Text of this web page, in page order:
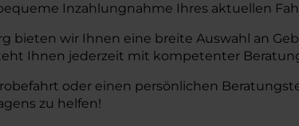
Inzahlungnahme Ihres aktuellen
bieten wir Ihnen eine breite Auswahl an
Ihnen jederzeit mit kompetenter
oder einen persönlichen
zu helfen!